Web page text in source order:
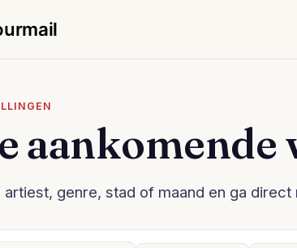
aankomende
artiest, genre, stad of maand en ga direct